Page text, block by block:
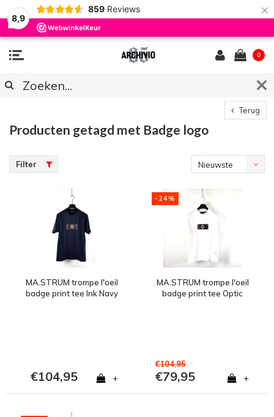
8,9
859 Reviews ×
0
Terug
Producten getagd met Badge logo
Filter
Nieuwste
MA.STRUM trompe l'oeil
badge print tee Ink Navy
€104,95 +
-24%
MA.STRUM trompe l'oeil
badge print tee Optic
€104,95
€79,95 +